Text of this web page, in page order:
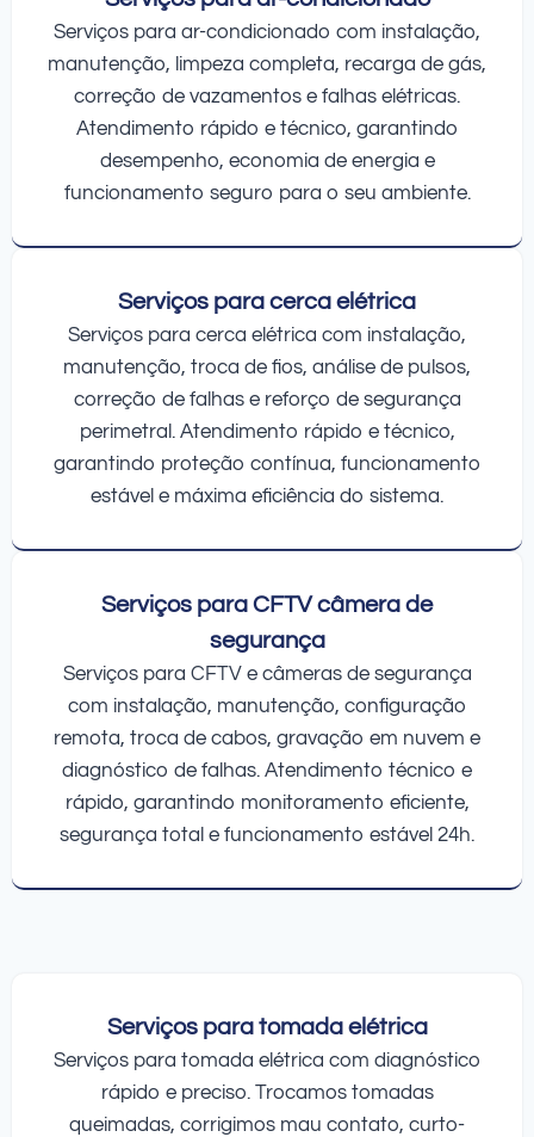
Serviços para ar-condicionado com instalação,
manutenção, limpeza completa, recarga de gás,
correção de vazamentos e falhas elétricas.
Atendimento rápido e técnico, garantindo
desempenho, economia de energia e
funcionamento seguro para o seu ambiente.
Serviços para cerca elétrica
Serviços para cerca elétrica com instalação,
manutenção, troca de fios, análise de pulsos,
correção de falhas e reforço de segurança
perimetral. Atendimento rápido e técnico,
garantindo proteção contínua, funcionamento
estável e máxima eficiência do sistema.
Serviços para CFTV câmera de
segurança
Serviços para CFTV e câmeras de segurança
com instalação, manutenção, configuração
remota, troca de cabos, gravação em nuvem e
diagnóstico de falhas. Atendimento técnico e
rápido, garantindo monitoramento eficiente,
segurança total e funcionamento estável 24h.
Serviços para tomada elétrica
Serviços para tomada elétrica com diagnóstico
rápido e preciso. Trocamos tomadas
queimadas, corrigimos mau contato, curto-